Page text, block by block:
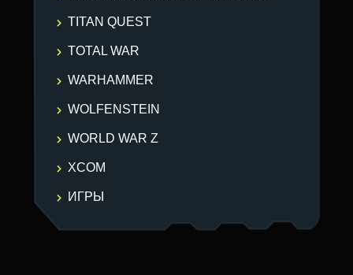
TITAN QUEST
TOTAL WAR
WARHAMMER
WOLFENSTEIN
WORLD WAR Z
XCOM
ИГРЫ